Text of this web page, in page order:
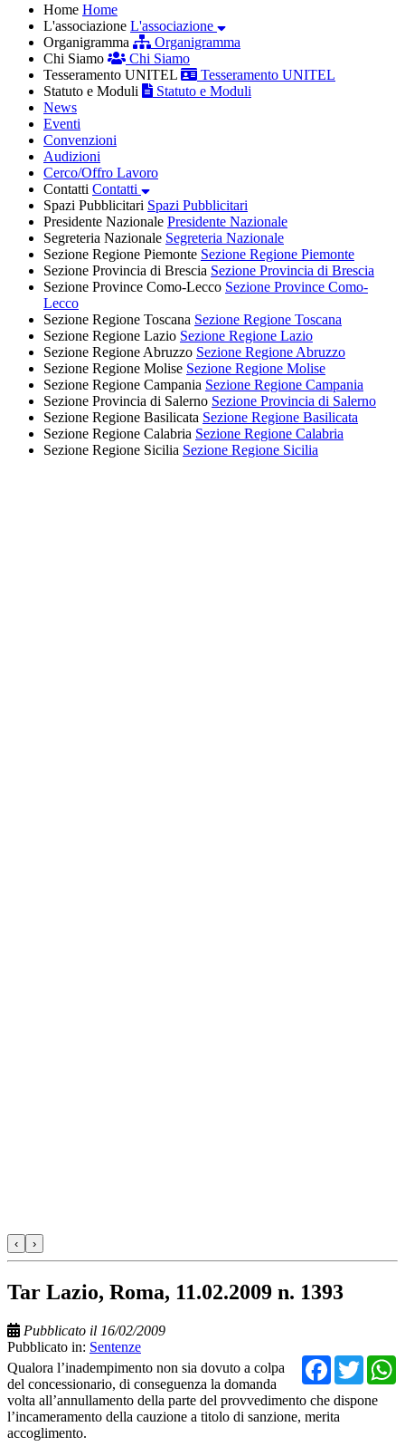
Home Home
L'associazione L'associazione
Organigramma
Organigramma
Chi Siamo
Chi Siamo
Tesseramento UNITEL
Tesseramento UNITEL
Statuto e Moduli
Statuto e Moduli
News
Eventi
Convenzioni
Audizioni
Cerco/Offro Lavoro
Contatti Contatti
Spazi Pubblicitari Spazi Pubblicitari
Presidente Nazionale Presidente Nazionale
Segreteria Nazionale Segreteria Nazionale
Sezione Regione Piemonte Sezione Regione Piemonte
Sezione Provincia di Brescia Sezione Provincia di Brescia
Sezione Province Como-Lecco Sezione Province Como-
Lecco
Sezione Regione Toscana Sezione Regione Toscana
Sezione Regione Lazio Sezione Regione Lazio
Sezione Regione Abruzzo Sezione Regione Abruzzo
Sezione Regione Molise Sezione Regione Molise
Sezione Regione Campania Sezione Regione Campania
Sezione Provincia di Salerno Sezione Provincia di Salerno
Sezione Regione Basilicata Sezione Regione Basilicata
Sezione Regione Calabria Sezione Regione Calabria
Sezione Regione Sicilia Sezione Regione Sicilia
‹ ›
Tar Lazio, Roma, 11.02.2009 n. 1393
Pubblicato il 16/02/2009
Pubblicato in: Sentenze
Qualora l’inadempimento non sia dovuto a colpa
del concessionario, di conseguenza la domanda
volta all’annullamento della parte del provvedimento che dispone
l’incameramento della cauzione a titolo di sanzione, merita
accoglimento.